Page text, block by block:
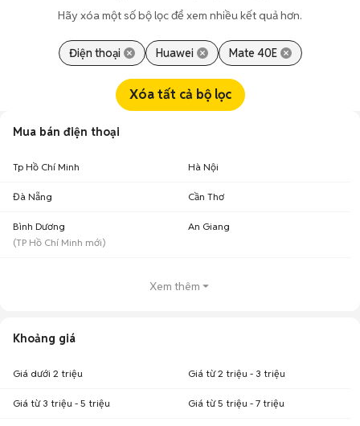
Hãy xóa một số bộ lọc để xem nhiều kết quả hơn.
Điện thoại Huawei Mate 40E
Xóa tất cả bộ lọc
Mua bán điện thoại
Tp Hồ Chí Minh Hà Nội
Đà Nẵng Cần Thơ
Bình Dương
(TP Hồ Chí Minh mới)
An Giang
Xem thêm
Khoảng giá
Giá dưới 2 triệu Giá từ 2 triệu - 3 triệu
Giá từ 3 triệu - 5 triệu Giá từ 5 triệu - 7 triệu